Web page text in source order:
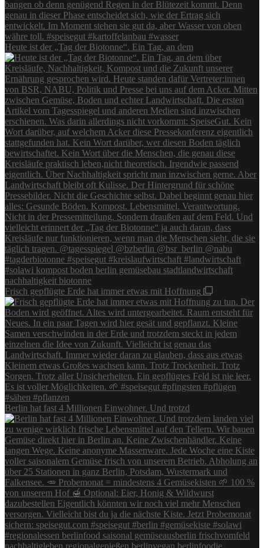
Heute ist der „Tag der Biotonne“. Ein Tag, an dem
Frisch gepflügte Erde hat immer etwas mit Hoffnung
Berlin hat fast 4 Millionen Einwohner. Und trotzd